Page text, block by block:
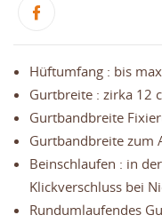
Hüftumfang : bis
Gurtbreite : zirka 12
Gurtbandbreite
Gurtbandbreite zum
Beinschlaufen : in
Klickverschluss bei
Rundumlaufendes